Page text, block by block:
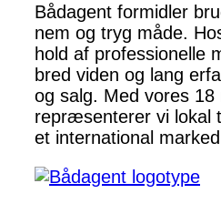
Bådagent formidler
nem og tryg måde.
hold af professionelle
bred viden og lang
og salg. Med vores
repræsenterer vi lokal
et international